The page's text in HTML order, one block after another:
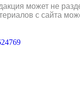
может не
с сайта